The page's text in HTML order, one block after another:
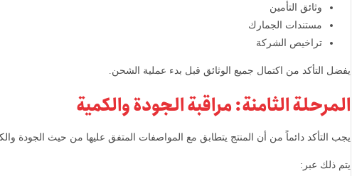
وثائق التأمين
مستندات الجمارك
تراخيص الشركة
يفضل التأكد من اكتمال جميع الوثائق قبل بدء عملية الشحن.
المرحلة الثامنة: مراقبة الجودة والكمية
يجب التأكد دائماً من أن المنتج يتطابق مع المواصفات المتفق عليها من حيث الجودة
يتم ذلك عبر: